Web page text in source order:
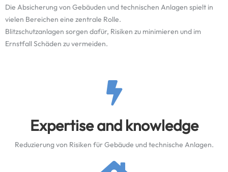
Die Absicherung von Gebäuden und technischen Anlagen spielt in
vielen Bereichen eine zentrale Rolle.
Blitzschutzanlagen sorgen dafür, Risiken zu minimieren und im
Ernstfall Schäden zu vermeiden.
Expertise and knowledge
Reduzierung von Risiken für Gebäude und technische Anlagen.